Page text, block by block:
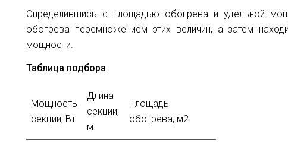
Определившись с площадью обогрева и удельной
обогрева перемножением этих величин, а затем
мощности.
Таблица подбора
Мощность
секции, Вт
Длина
секции,
м
Площадь
обогрева, м2